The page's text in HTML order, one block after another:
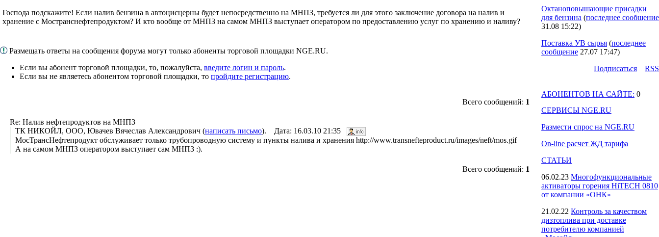
Господа подскажите! Если налив бензина в автоцисцерны будет непосредственно на МНПЗ, требуется ли для этого заключение договора на налив и
хранение с Мостранснефтепродуктом? И кто вообще от МНПЗ на самом МНПЗ выступает оператором по предоставлению услуг по хранению и наливу?
Размещать ответы на сообщения форума могут только абоненты торговой площадки NGE.RU.
Если вы абонент торговой площадки, то, пожалуйста, введите логин и пароль.
Если вы не являетесь абонентом торговой площадки, то пройдите регистрацию.
Всего сообщений: 1
Re: Налив нефтепродуктов на МНПЗ
ТК НИКОЙЛ, ООО, Ювачев Вячеслав Александрович (написать письмо). Дата: 16.03.10 21:35
МосТрансНефтепродукт обслуживает только трубопроводную систему и пункты налива и хранения http://www.transnefteproduct.ru/images/neft/mos.gif
А на самом МНПЗ оператором выступает сам МНПЗ :).
Всего сообщений: 1
Октаноповышающие присадки
для бензина (последнее сообщение
31.08 15:22)
Поставка УВ сырья (последнее
сообщение 27.07 17:47)
Подпиcаться
RSS
АБОНЕНТОВ НА САЙТЕ: 0
СЕРВИСЫ NGE.RU
Размести спрос на NGE.RU
On-line расчет ЖД тарифа
СТАТЬИ
06.02.23 Многофункциональные
активаторы горения HiTECH 0810
от компании «ОНК»
21.02.22 Контроль за качеством
дизтоплива при доставке
потребителю компанией